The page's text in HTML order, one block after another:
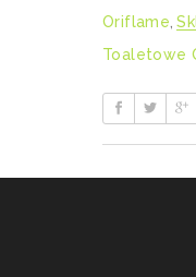
Oriflame
Toaletowe